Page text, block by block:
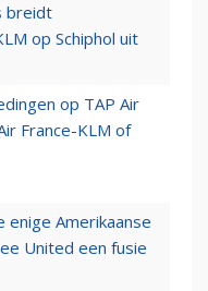
breidt
op Schiphol uit
op TAP Air
France-KLM of
enige Amerikaanse
United een fusie